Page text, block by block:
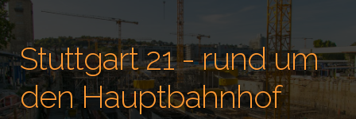
Stuttgart 21 - rund um
den Hauptbahnhof